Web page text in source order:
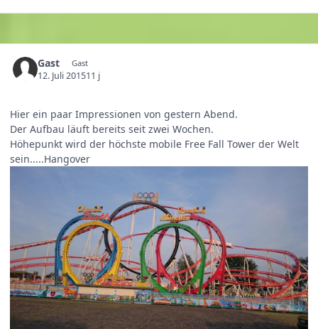
Gast Gast
12. Juli 201511 j
Hier ein paar Impressionen von gestern Abend.
Der Aufbau läuft bereits seit zwei Wochen.
Höhepunkt wird der höchste mobile Free Fall Tower der Welt
sein.....Hangover